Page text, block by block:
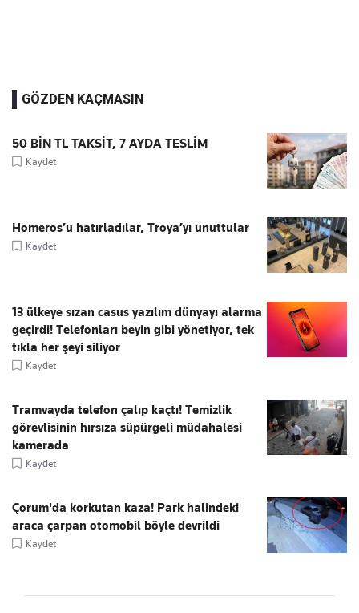
GÖZDEN KAÇMASIN
50 BİN TL TAKSİT, 7 AYDA TESLİM
Kaydet
Homeros’u hatırladılar, Troya’yı unuttular
Kaydet
13 ülkeye sızan casus yazılım dünyayı alarma
geçirdi! Telefonları beyin gibi yönetiyor, tek
tıkla her şeyi siliyor
Kaydet
Tramvayda telefon çalıp kaçtı! Temizlik
görevlisinin hırsıza süpürgeli müdahalesi
kamerada
Kaydet
Çorum'da korkutan kaza! Park halindeki
araca çarpan otomobil böyle devrildi
Kaydet